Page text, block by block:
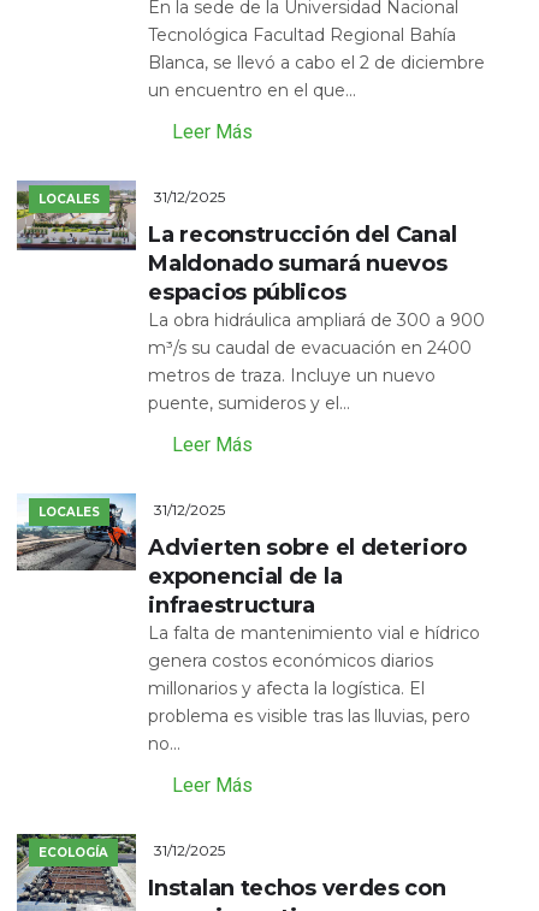
En la sede de la Universidad Nacional
Tecnológica Facultad Regional Bahía
Blanca, se llevó a cabo el 2 de diciembre
un encuentro en el que...
Leer Más
LOCALES 31/12/2025
La reconstrucción del Canal
Maldonado sumará nuevos
espacios públicos
La obra hidráulica ampliará de 300 a 900
m³/s su caudal de evacuación en 2400
metros de traza. Incluye un nuevo
puente, sumideros y el...
Leer Más
LOCALES 31/12/2025
Advierten sobre el deterioro
exponencial de la
infraestructura
La falta de mantenimiento vial e hídrico
genera costos económicos diarios
millonarios y afecta la logística. El
problema es visible tras las lluvias, pero
no...
Leer Más
ECOLOGÍA 31/12/2025
Instalan techos verdes con